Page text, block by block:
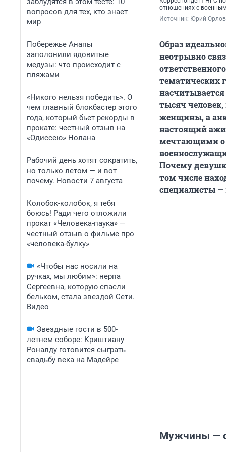
вопросов для тех, кто знает
мир
Побережье Анапы
заполонили ядовитые
медузы: что происходит с
пляжами
«Никого нельзя победить». О
чем главный блокбастер этого
года, который бьет рекорды в
прокате: честный отзыв на
«Одиссею» Нолана
Рабочий день хотят сократить,
но только летом — и вот
почему. Новости 7 августа
Колобок-колобок, я тебя
боюсь! Ради чего отложили
прокат «Человека-паука» —
честный отзыв о фильме про
«человека-булку»
«Чтобы нас носили на
ручках, мы любим»: нерпа
Сергеевна, которую спасли
бельком, стала звездой Сети.
Видео
Звездные гости в 500-
летнем соборе: Криштиану
Роналду готовится сыграть
свадьбу века на Мадейре
отношениях с
Источник: Юрий Орлов
Образ
неотрывно
тематических
тысяч
женщины, а
настоящий
мечтающими о
Почему
том числе
специалисты —
Мужчины —